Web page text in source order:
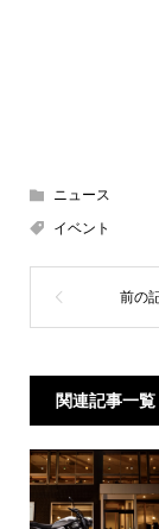
ニュース
イベント
関連記事一覧